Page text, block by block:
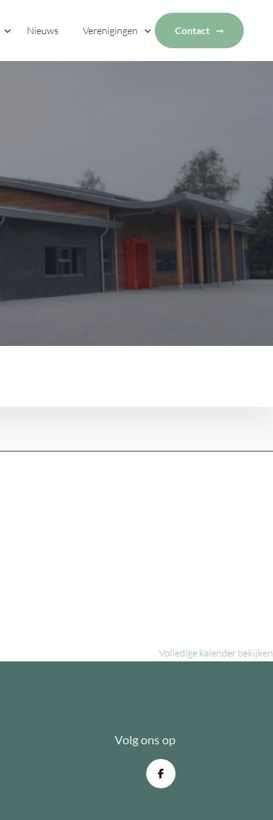
Nieuws Verenigingen Contact
Volledige kalender bekijken
Volg ons op